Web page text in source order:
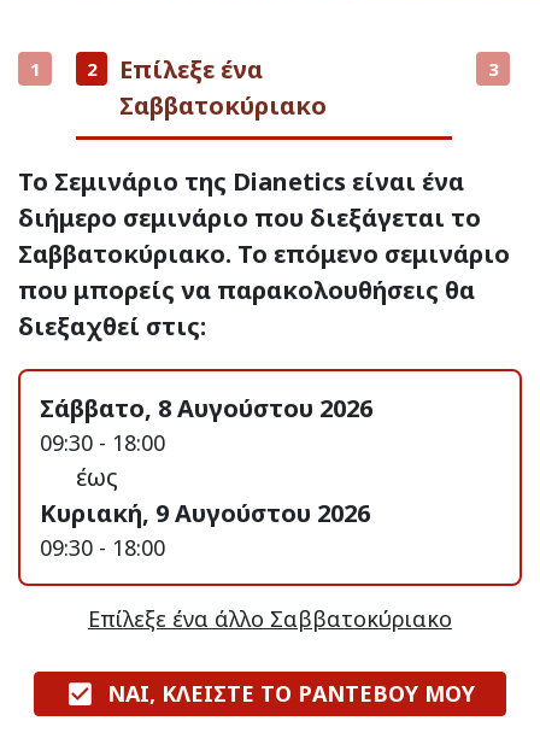
1 2
Επίλεξε ένα
Σαββατοκύριακο
3
Το Σεμινάριο της Dianetics είναι ένα
διήμερο σεμινάριο που διεξάγεται το
Σαββατοκύριακο. Το επόμενο σεμινάριο
που μπορείς να παρακολουθήσεις θα
διεξαχθεί στις:
Σάββατο, 8 Αυγούστου 2026
09:30 - 18:00
έως
Κυριακή, 9 Αυγούστου 2026
09:30 - 18:00
Επίλεξε ένα άλλο Σαββατοκύριακο
ΝΑΙ, ΚΛΕΙΣΤΕ ΤΟ ΡΑΝΤΕΒΟΥ ΜΟΥ